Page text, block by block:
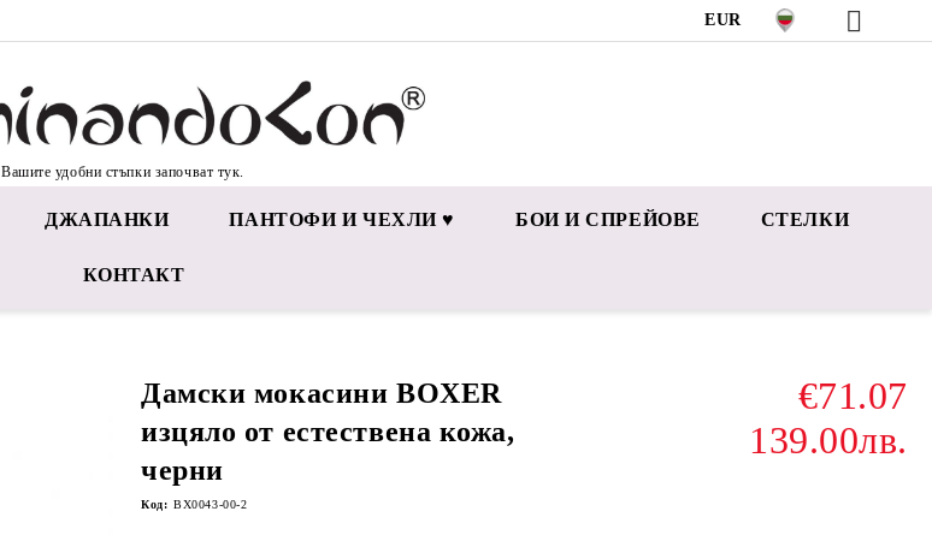
EUR
Вашите удобни стъпки започват тук.
ДЖАПАНКИ ПАНТОФИ И ЧЕХЛИ ♥ БОИ И СПРЕЙОВЕ СТЕЛКИ
КОНТАКТ
Дамски мокасини BOXER
изцяло от естествена кожа,
черни
€71.07
139.00лв.
Код: BX0043-00-2